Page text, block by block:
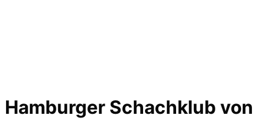
Hamburger Schachklub von